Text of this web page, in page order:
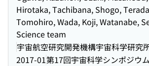
Hirotaka, Tachibana, Shogo,
Tomohiro, Wada, Koji, Watanabe,
Science team
宇宙航空研究開発機構宇宙科学研究
2017-01第17回宇宙科学シンポジウ